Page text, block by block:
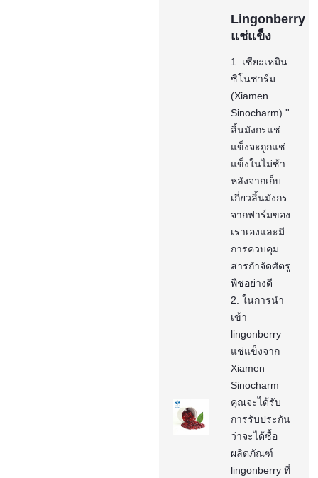
Lingonberry
แช่แข็ง
1. เซียะเหมิน
ซิโนชาร์ม
(Xiamen
Sinocharm) ''
ลิ้นมังกรแช่
แข็งจะถูกแช่
แข็งในไม่ช้า
หลังจากเก็บ
เกี่ยวลิ้นมังกร
จากฟาร์มของ
เราเองและมี
การควบคุม
สารกำจัดศัตรู
พืชอย่างดี
2. ในการนำ
เข้า
lingonberry
แช่แข็งจาก
Xiamen
Sinocharm
คุณจะได้รับ
การรับประกัน
ว่าจะได้ซื้อ
ผลิตภัณฑ์
lingonberry ที่